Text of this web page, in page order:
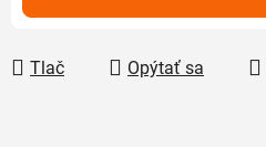
Tlač Opýtať sa